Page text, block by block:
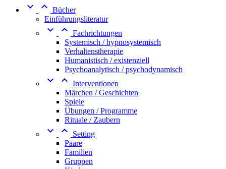
  Bücher
Einführungsliteratur
  Fachrichtungen
Systemisch / hypnosystemisch
Verhaltenstherapie
Humanistisch / existenziell
Psychoanalytisch / psychodynamisch
  Interventionen
Märchen / Geschichten
Spiele
Übungen / Programme
Rituale / Zaubern
 
Setting
Paare
Familien
Gruppen